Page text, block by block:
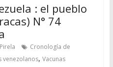
: el pueblo
N° 74
Cronología de
venezolanos, Vacunas